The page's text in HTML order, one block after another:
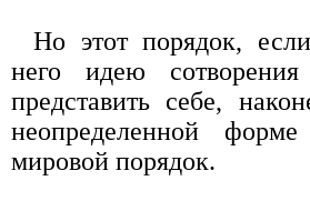
Но этот порядок,
него идею
представить себе,
неопределенной
мировой порядок.